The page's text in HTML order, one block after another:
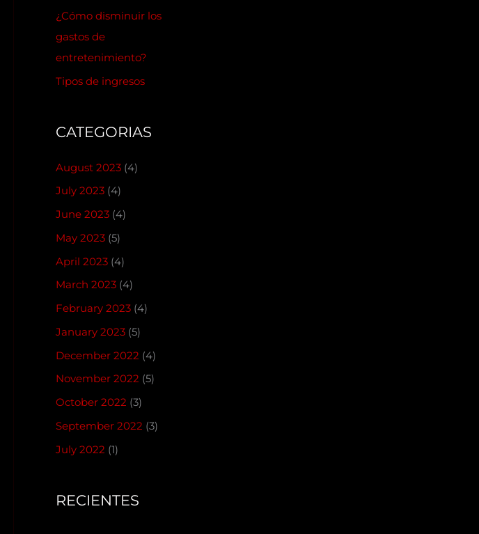
¿Cómo disminuir los
gastos de
entretenimiento?
Tipos de ingresos
CATEGORIAS
August 2023 (4)
July 2023 (4)
June 2023 (4)
May 2023 (5)
April 2023 (4)
March 2023 (4)
February 2023 (4)
January 2023 (5)
December 2022 (4)
November 2022 (5)
October 2022 (3)
September 2022 (3)
July 2022 (1)
RECIENTES